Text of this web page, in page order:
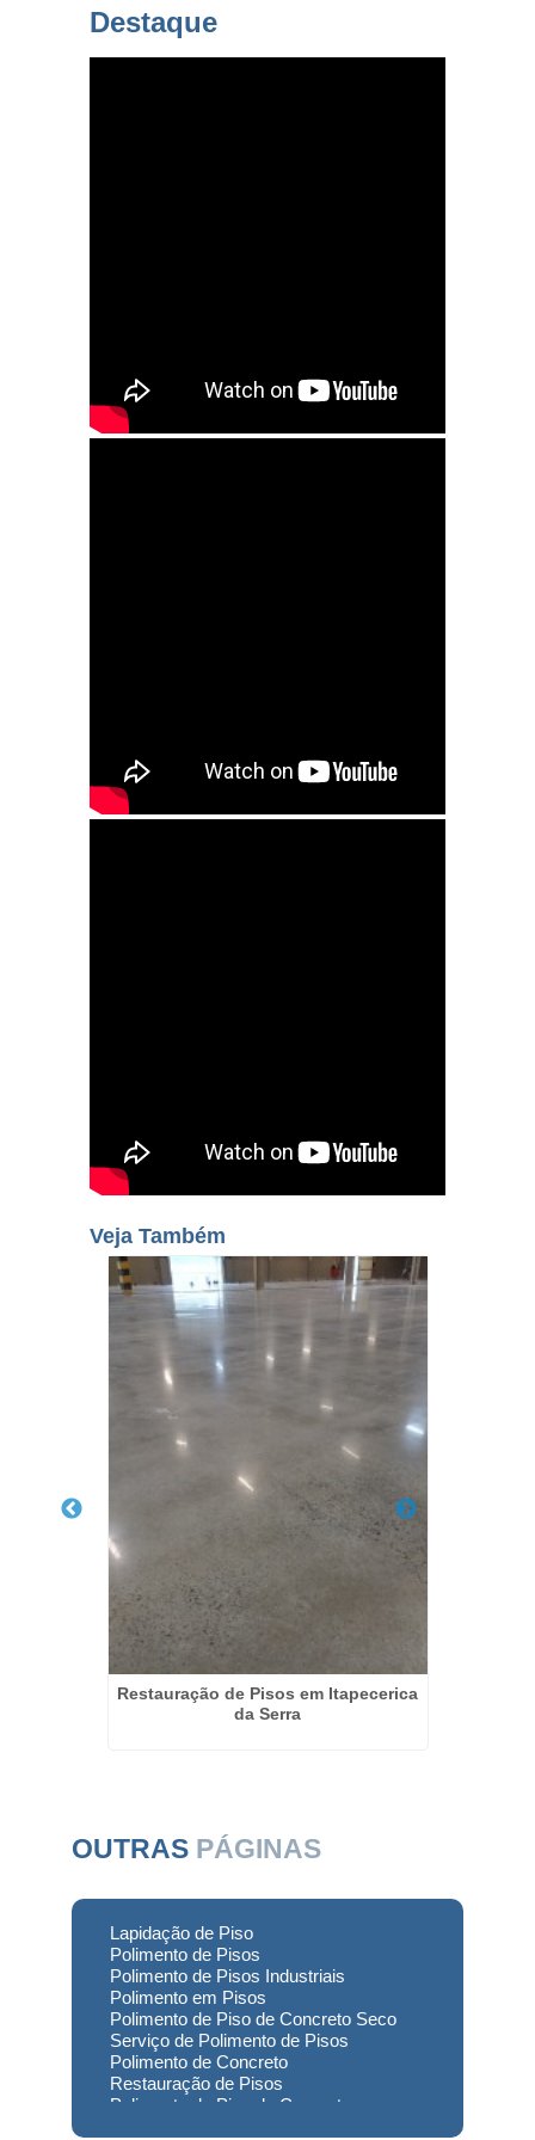
Destaque
Veja Também
Restauração de Pisos em Itapecerica
da Serra
OUTRAS PÁGINAS
Lapidação de Piso
Polimento de Pisos
Polimento de Pisos Industriais
Polimento em Pisos
Polimento de Piso de Concreto Seco
Serviço de Polimento de Pisos
Polimento de Concreto
Restauração de Pisos
Polimento de Piso de Concreto